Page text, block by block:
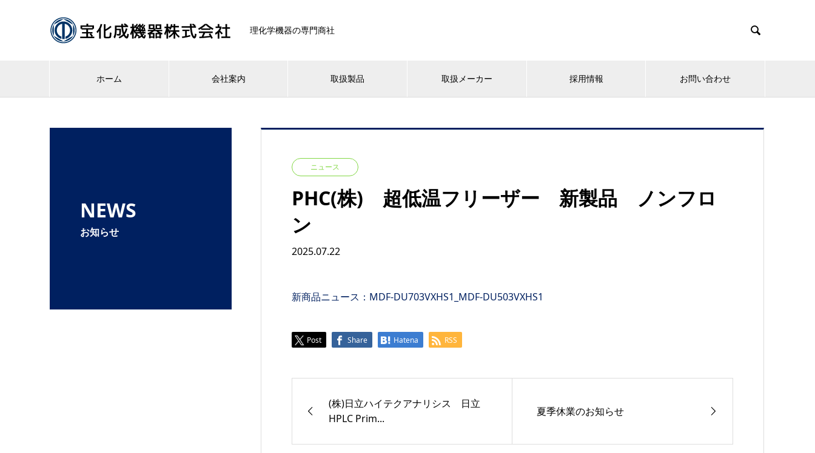
理化学機器の専門商社 
ホーム 会社案内 取扱製品 取扱メーカー 採用情報 お問い合わせ
NEWS
お知らせ
ニュース
PHC(株) 超低温フリーザー 新製品 ノンフロ
ン
2025.07.22
新商品ニュース：MDF-DU703VXHS1_MDF-DU503VXHS1
Post Share Hatena RSS
(株)日立ハイテクアナリシス 日立
HPLC Prim...
夏季休業のお知らせ